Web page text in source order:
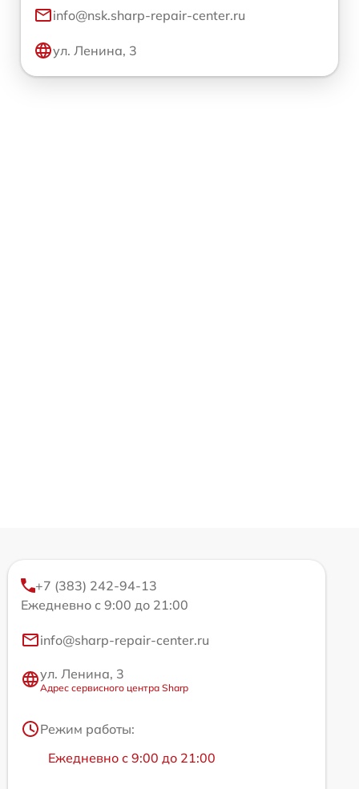
info@nsk.sharp-repair-center.ru
ул. Ленина, 3
+7 (383) 242-94-13
Ежедневно с 9:00 до 21:00
info@sharp-repair-center.ru
ул. Ленина, 3
Адрес сервисного центра Sharp
Режим работы:
Ежедневно с 9:00 до 21:00